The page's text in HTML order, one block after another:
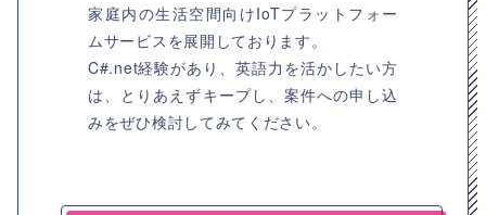
家庭内の生活空間向けIoTプラットフォー
ムサービスを展開しております。
C#.net経験があり、英語力を活かしたい方
は、とりあえずキープし、案件への申し込
みをぜひ検討してみてください。